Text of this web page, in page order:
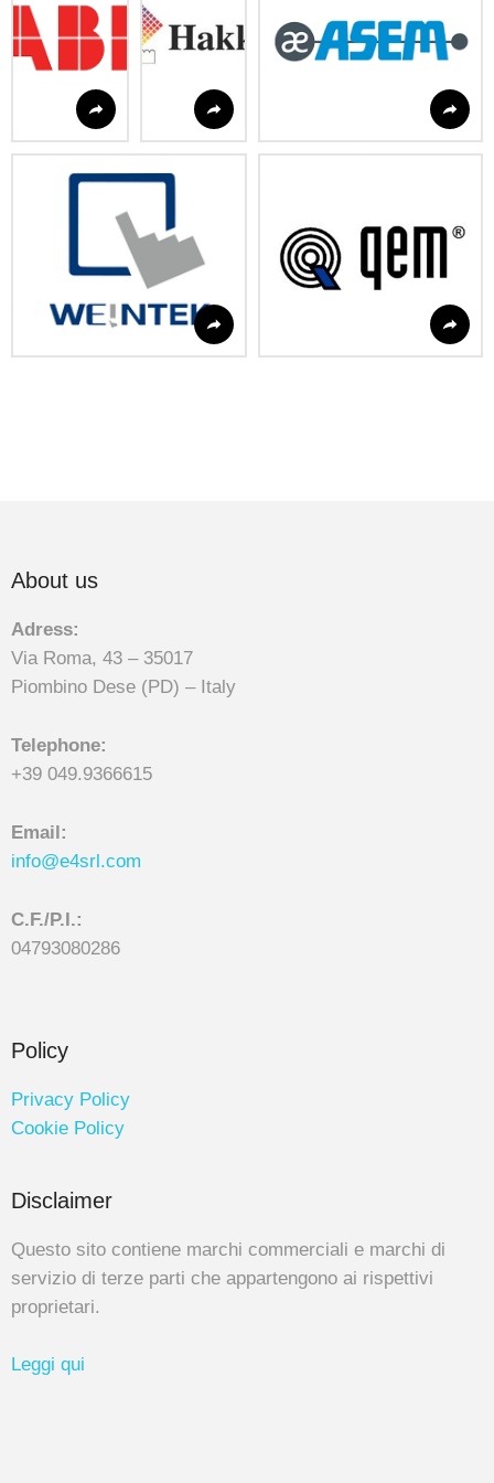
About us
Adress:
Via Roma, 43 – 35017
Piombino Dese (PD) – Italy
Telephone:
+39 049.9366615
Email:
info@e4srl.com
C.F./P.I.:
04793080286
Policy
Privacy Policy
Cookie Policy
Disclaimer
Questo sito contiene marchi commerciali e marchi di
servizio di terze parti che appartengono ai rispettivi
proprietari.
Leggi qui